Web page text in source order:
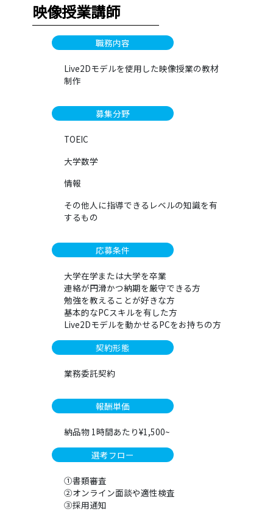
映像授業講師
職務内容
Live2Dモデルを使用した映像授業の教材
制作
募集分野
TOEIC
大学数学
情報
その他人に指導できるレベルの知識を有
するもの
応募条件
大学在学または大学を卒業
連絡が円滑かつ納期を厳守できる方
勉強を教えることが好きな方
基本的なPCスキルを有した方
Live2Dモデルを動かせるPCをお持ちの方
契約形態
業務委託契約
報酬単価
納品物 1時間あたり¥1,500~
選考フロー
①書類審査
②オンライン面談や適性検査
③採用通知